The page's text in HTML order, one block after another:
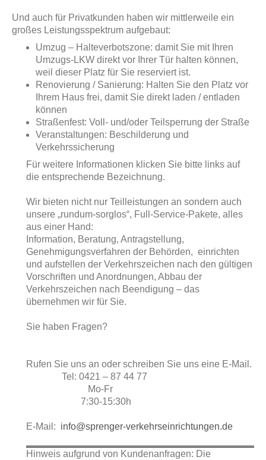
Und auch für Privatkunden haben wir mittlerweile ein
großes Leistungsspektrum aufgebaut:
Umzug – Halteverbotszone: damit Sie mit Ihren
Umzugs-LKW direkt vor Ihrer Tür halten können,
weil dieser Platz für Sie reserviert ist.
Renovierung / Sanierung: Halten Sie den Platz vor
Ihrem Haus frei, damit Sie direkt laden / entladen
können
Straßenfest: Voll- und/oder Teilsperrung der Straße
Veranstaltungen: Beschilderung und
Verkehrssicherung
Für weitere Informationen klicken Sie bitte links auf
die entsprechende Bezeichnung.
Wir bieten nicht nur Teilleistungen an sondern auch
unsere „rundum-sorglos“, Full-Service-Pakete, alles
aus einer Hand:
Information, Beratung, Antragstellung,
Genehmigungsverfahren der Behörden, einrichten
und aufstellen der Verkehrszeichen nach den gültigen
Vorschriften und Anordnungen, Abbau der
Verkehrszeichen nach Beendigung – das
übernehmen wir für Sie.
Sie haben Fragen?
Rufen Sie uns an oder schreiben Sie uns eine E-Mail.
Tel: 0421 – 87 44 77
Mo-Fr
7:30-15:30h
E-Mail: info@sprenger-verkehrseinrichtungen.de
Hinweis aufgrund von Kundenanfragen: Die